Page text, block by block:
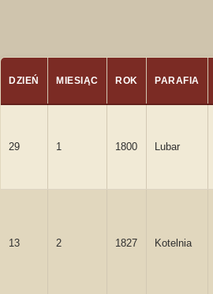
DZIEŃ MIESIĄC ROK PARAFIA
29 1 1800 Lubar
13 2 1827 Kotelnia